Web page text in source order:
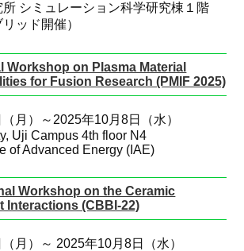
シミュレーション科学研究棟１階
ッド開催）
Workshop on Plasma Material
for Fusion Research (PMIF 2025)
月）～2025年10月8日（水）
Uji Campus 4th floor N4
of Advanced Energy (IAE)
Workshop on the Ceramic
Interactions (CBBI-22)
月）～ 2025年10月8日（水）